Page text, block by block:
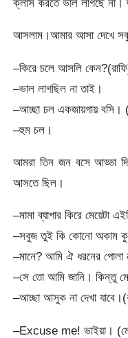
আসলাম।আমার আসা দেখে
–কিরে চলে আসলি
–ভাল লাগছিল না তাই।
–আচ্ছা চল একজায়গায় বসি।
–হুম চল।
আমরা তিন জন বসে আড্ডা
আসতে ছিল।
–মামা ব্যাপার কিরে মেয়েটা
–সবুজ তুই কি কোনো অকাম
–মানে? আমি ঐ ধরনের
–সে তো আমি জানি। কিন্তু
–আচ্ছা আসুক না দেখা
–Excuse me! ভাইয়া।